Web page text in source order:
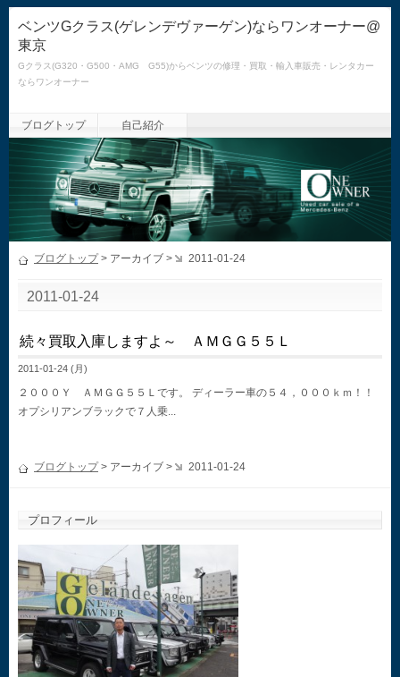
ベンツGクラス(ゲレンデヴァーゲン)ならワンオーナー@
東京
Gクラス(G320・G500・AMG G55)からベンツの修理・買取・輸入車販売・レンタカー
ならワンオーナー
ブログトップ 自己紹介
ブログトップ> アーカイブ > 2011-01-24
2011-01-24
続々買取入庫しますよ～ ＡＭＧＧ５５Ｌ
2011-01-24 (月)
２０００Ｙ ＡＭＧＧ５５Ｌです。 ディーラー車の５４，０００ｋｍ！！
オプシリアンブラックで７人乗...
ブログトップ> アーカイブ > 2011-01-24
プロフィール